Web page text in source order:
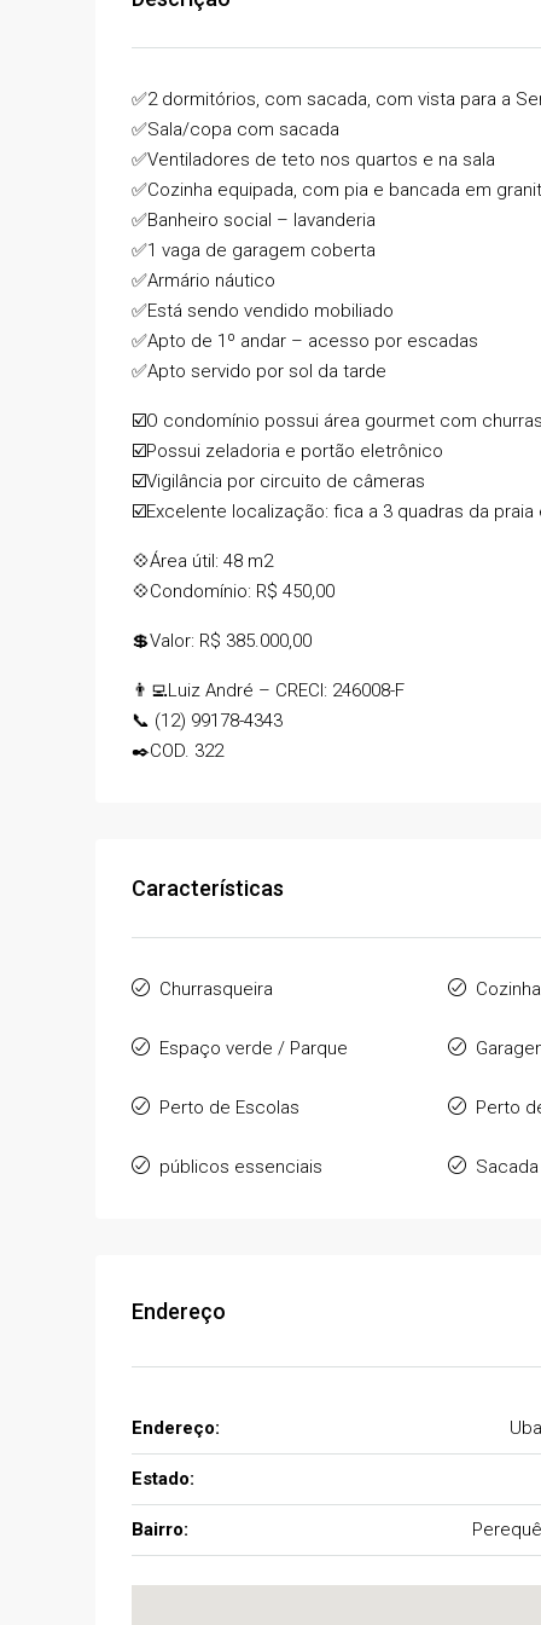
✅2 dormitórios, com sacada, com vista para a
✅Sala/copa com sacada
✅Ventiladores de teto nos quartos e na sala
✅Cozinha equipada, com pia e bancada em
✅Banheiro social – lavanderia
✅1 vaga de garagem coberta
✅Armário náutico
✅Está sendo vendido mobiliado
✅Apto de 1º andar – acesso por escadas
✅Apto servido por sol da tarde
☑️O condomínio possui área gourmet com
☑️Possui zeladoria e portão eletrônico
☑️Vigilância por circuito de câmeras
☑️Excelente localização: fica a 3 quadras da
💠Área útil: 48 m2
💠Condomínio: R$ 450,00
💲Valor: R$ 385.000,00
👨‍💻Luiz André – CRECI: 246008-F
📞 (12) 99178-4343
✒️COD. 322
Características
Churrasqueira Cozinha
Espaço verde / Parque
Perto de Escolas Perto
públicos essenciais Sacada
Endereço
Endereço:
Estado:
Bairro:
R$480,00
⚡IMPERDÍVEL – APTO
LOCAÇÃO DE
APARTAMENTO